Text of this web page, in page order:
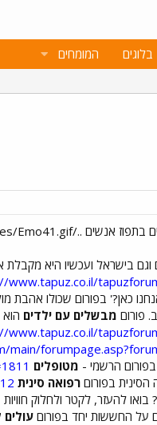
בלוגים המומחים
וגם בישראל ועכשיו היא
www.tapuz.co.il/
כאן?' בפורום שכולו אהבת
פורום מבשלים עם ילדים
www.tapuz.co.il/
main/
הרשמי - מטופלים
הסינית בפורום רפואה סינית
להעזר, לקטר ולחלוק חוויות
על החששות יחד בפורום